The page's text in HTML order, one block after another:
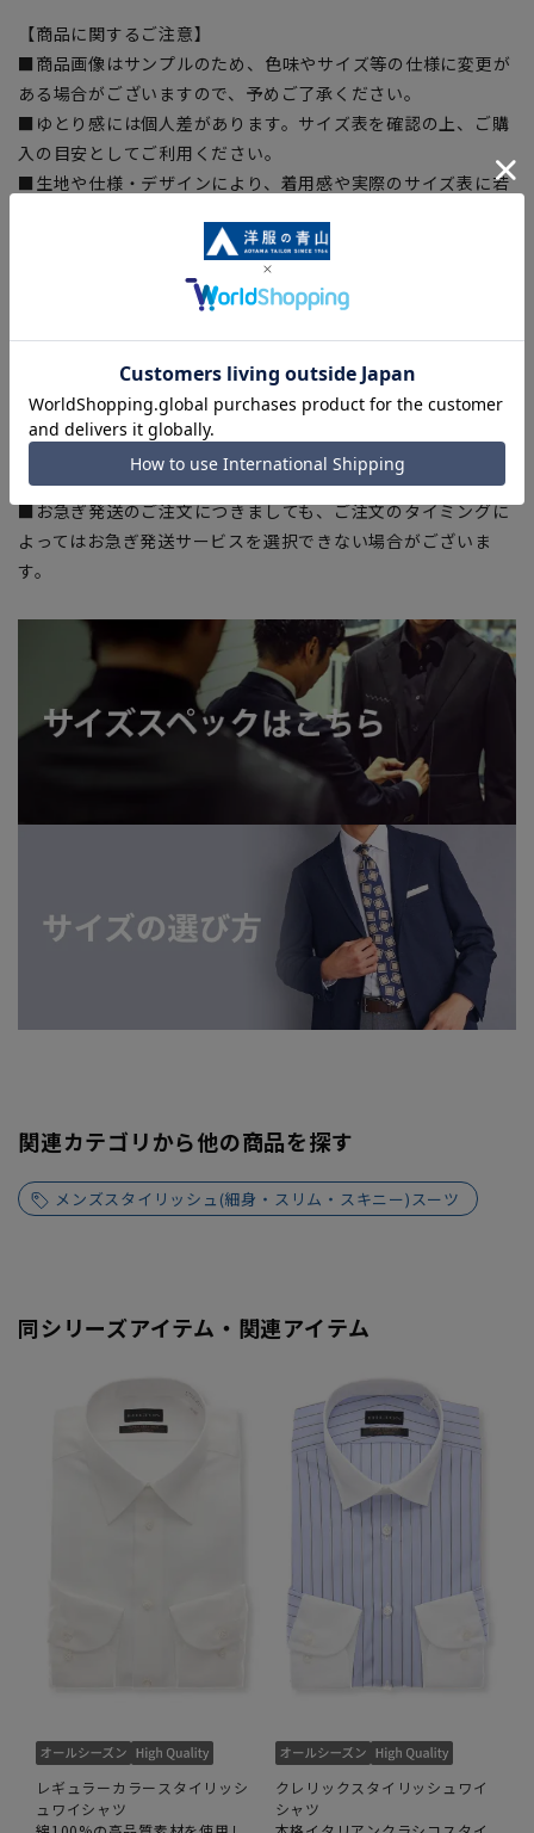
【商品に関するご注意】
■商品画像はサンプルのため、色味やサイズ等の仕様に変更が
ある場合がございますので、予めご了承ください。
■ゆとり感には個人差があります。サイズ表を確認の上、ご購
入の目安としてご利用ください。
■生地や仕様・デザインにより、着用感や実際のサイズ表に若
■サイズスペックは仕上がりサイズを記載しております。一
部、商品現物におすすめサイズ(ヌードサイズ)を記載している
加減により、実際の商品と掲載画像の色味が異なる場合がござ
■店舗や各モールサイトと商品在庫を共有しております関係
上、ご注文いただいたタイミングにより欠品が発生し、ご注文
を完了できない場合がございます。予めご了承ください。
■お急ぎ発送のご注文につきましても、ご注文のタイミングに
よってはお急ぎ発送サービスを選択できない場合がございま
す。
関連カテゴリから他の商品を探す
メンズスタイリッシュ(細身・スリム・スキニー)スーツ
同シリーズアイテム・関連アイテム
レギュラーカラースタイリッシ
ュワイシャツ
クレリックスタイリッシュワイ
シャツ